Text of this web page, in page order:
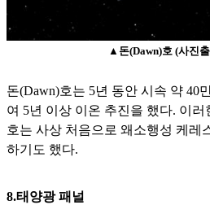
▲ 돈(Dawn)호 (사진
돈(Dawn)호는 5년 동안 시속 약 40
여 5년 이상 이온 추진을 했다. 이
호는 사상 처음으로 왜소행성 케레
하기도 했다.
8.태양광 패널